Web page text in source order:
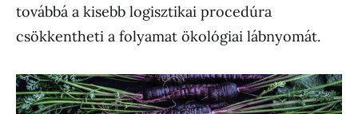
továbbá a kisebb logisztikai procedúra
csökkentheti a folyamat ökológiai lábnyomát.